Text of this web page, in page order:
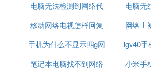
电脑无法检测到网络代
理
电脑无
移动网络电视怎样回复
原来模式
网络上
手机为什么不显示四g网
络怎么回事啊
lgv40手
笔记本电脑找不到网络
小米手